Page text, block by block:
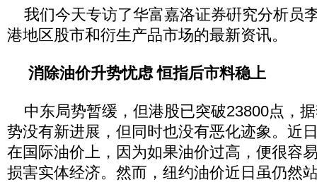
我们今天专访了华富嘉洛证券硏究分析员
港地区股市和衍生产品市场的最新资讯。
消除油价升势忧虑 恒指后市料稳上
中东局势暂缓，但港股已突破23800点，
势没有新进展，但同时也没有恶化迹象。近
在国际油价上，因为如果油价过高，便很容
损害实体经济。然而，纽约油价近日虽仍然